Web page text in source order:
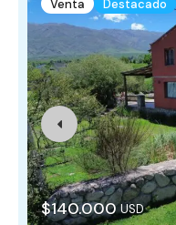
Venta Destacado
$140.000 USD